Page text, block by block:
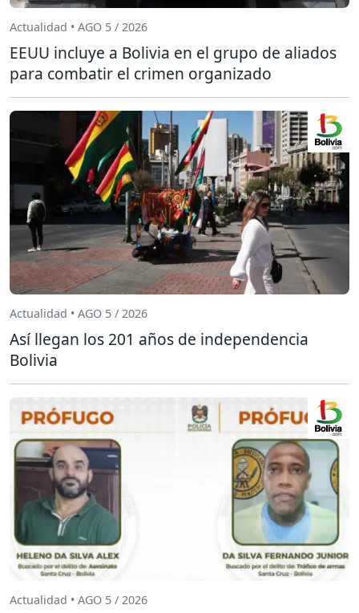
Actualidad • AGO 5 / 2026
EEUU incluye a Bolivia en el grupo de aliados
para combatir el crimen organizado
Actualidad • AGO 5 / 2026
Así llegan los 201 años de independencia
Bolivia
Actualidad • AGO 5 / 2026